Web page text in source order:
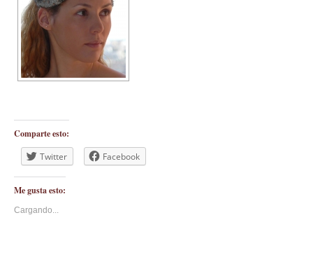
Comparte esto:
Twitter
Facebook
Me gusta esto:
Cargando...